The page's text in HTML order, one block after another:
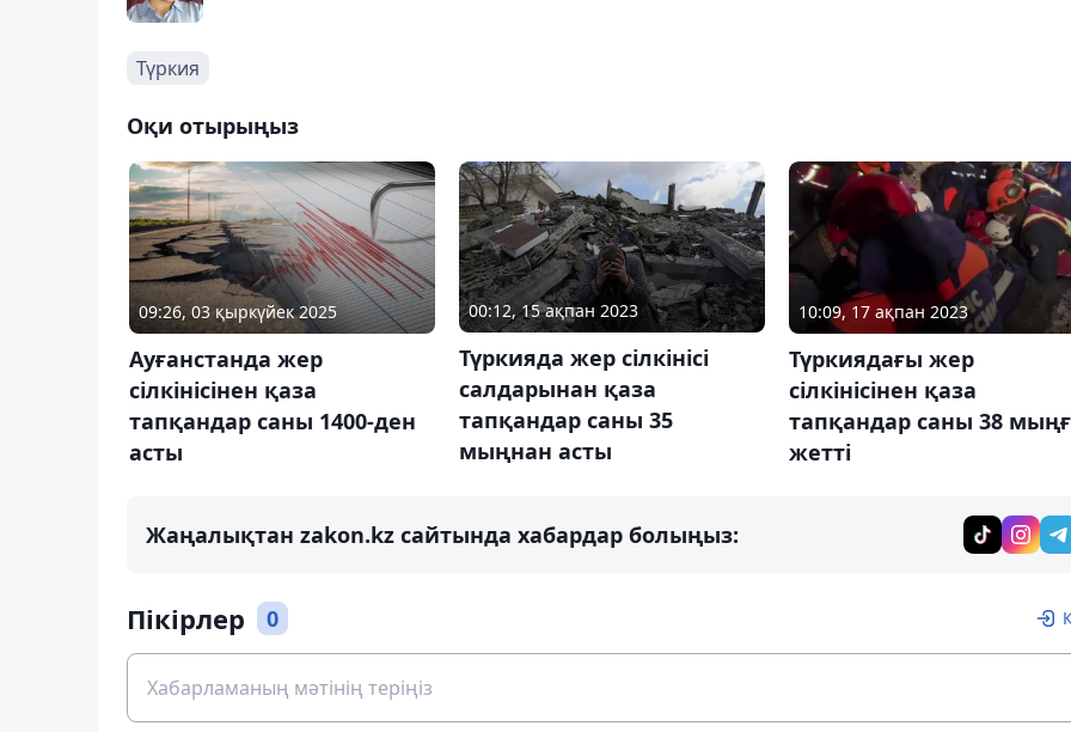
Түркия
Оқи отырыңыз
09:26, 03 қыркүйек 2025
Ауғанстанда жер
сілкінісінен қаза
тапқандар саны 1400-ден
асты
00:12, 15 ақпан 2023
Түркияда жер сілкінісі
салдарынан қаза
тапқандар саны 35
мыңнан асты
10:09, 17 ақпан 2023
Түркиядағы жер
сілкінісінен қаза
тапқандар саны 38
жетті
Жаңалықтан zakon.kz сайтында хабардар болыңыз:
Пікірлер 0